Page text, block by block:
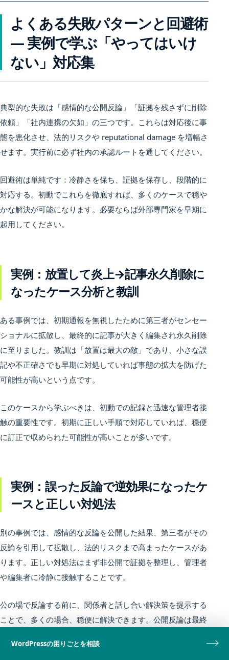
よくある失敗パターンと回避術
— 実例で学ぶ「やってはいけ
ない」対応集
典型的な失敗は「感情的な公開反論」「証拠を残さずに削除
依頼」「社内連携の欠如」の三つです。これらは対応後に事
態を悪化させ、法的リスクや reputational damage を増幅さ
せます。実行前に必ず社内の承認ルートを通してください。
回避術は単純です：冷静さを保ち、証拠を保存し、段階的に
対応する。初動でこれらを徹底すれば、多くのケースで穏や
かな解決が可能になります。必要ならば外部専門家を早期に
起用してください。
実例：放置して炎上→記事永久削除に
なったケース分析と教訓
ある事例では、初期通報を無視したために第三者がセンセー
ショナルに拡散し、最終的に記事が大きく編集され永久削除
に至りました。教訓は「放置は最大の敵」であり、小さな誤
記や不正確さでも早期に対処していれば事態の拡大を防げた
可能性が高いという点です。
このケースから学ぶべきは、初動での記録と迅速な管理者接
触の重要性です。初期に正しい手順で対応していれば、穏便
に訂正で収められた可能性が高いことが多いです。
実例：誤った反論で逆効果になったケ
ースと正しい対処法
別の事例では、感情的な反論を公開した結果、第三者がその
反論を引用して拡散し、法的リスクまで高まったケースがあ
ります。正しい対処法はまず非公開で証拠を整理し、管理者
や編集者に冷静に接触することです。
公の場で反論する前に、関係者と話し合い解決策を提示する
ことで、多くの場合、穏便に解決できます。公開反論は最終
WordPressの困りごとを相談